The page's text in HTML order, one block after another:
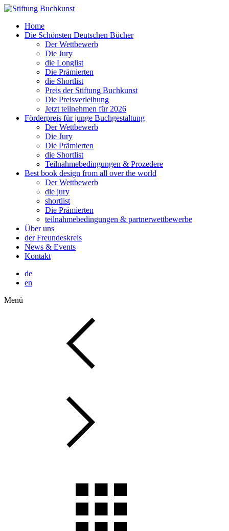
Home
Die Schönsten Deutschen Bücher
Der Wettbewerb
Die Jury
die Longlist
Die Prämierten
die Shortlist
Preis der Stiftung Buchkunst
Die Preisverleihung
Jetzt teilnehmen für 2026
Förderpreis für junge Buchgestaltung
Der Wettbewerb
Die Jury
Die Prämierten
die Shortlist
Teilnahmebedingungen & Prozedere
Best book design from all over the world
Der Wettbewerb
die jury
shortlist
Die Prämierten
teilnahmebedingungen & partnerwettbewerbe
Über uns
der Freundeskreis
News & Events
Kontakt
de
en
Menü